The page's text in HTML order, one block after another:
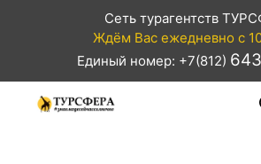
Сеть турагентств
Ждём Вас ежедневно с
Единый номер: +7(812)